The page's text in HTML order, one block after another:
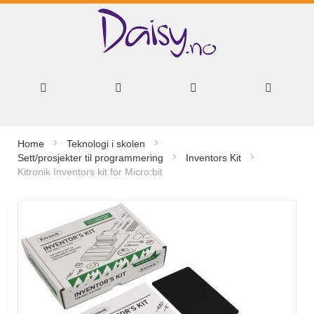
innhold
Home
Teknologi i skolen
Sett/prosjekter til programmering
Inventors Kit
Kitronik Inventors kit for Micro:bit
slutten
av
bildegalleri